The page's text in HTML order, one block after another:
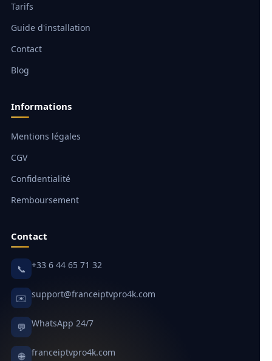
Tarifs
Guide d'installation
Contact
Blog
Informations
Mentions légales
CGV
Confidentialité
Remboursement
Contact
📞 +33 6 44 65 71 32
✉️ support@franceiptvpro4k.com
💬 WhatsApp 24/7
🌐 franceiptvpro4k.com